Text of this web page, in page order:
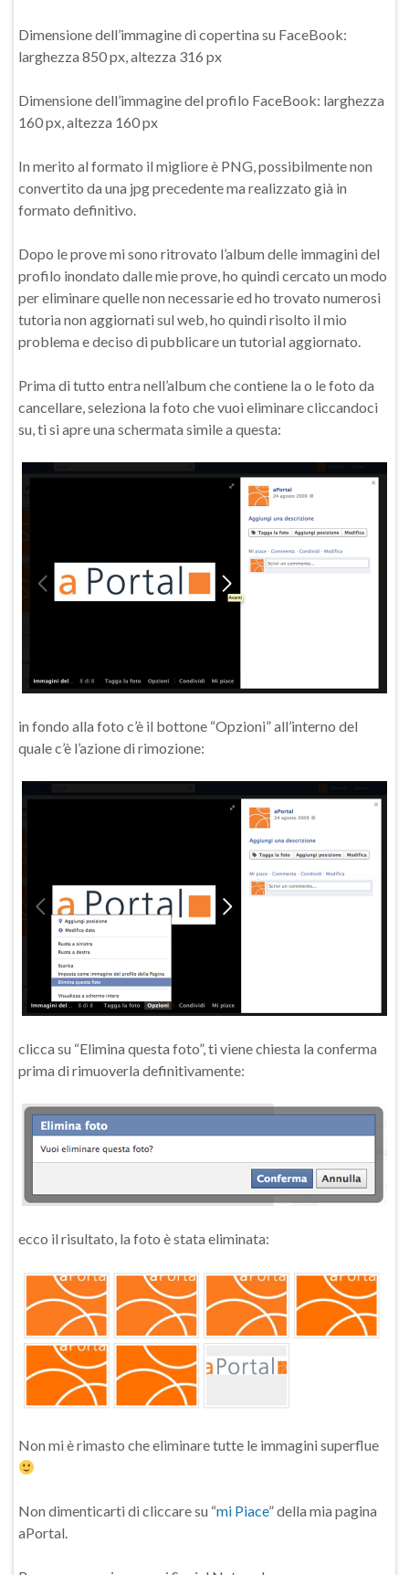
Dimensione dell’immagine di copertina su FaceBook:
larghezza 850 px, altezza 316 px
Dimensione dell’immagine del profilo FaceBook: larghezza
160 px, altezza 160 px
In merito al formato il migliore è PNG, possibilmente non
convertito da una jpg precedente ma realizzato già in
formato definitivo.
Dopo le prove mi sono ritrovato l’album delle immagini del
profilo inondato dalle mie prove, ho quindi cercato un modo
per eliminare quelle non necessarie ed ho trovato numerosi
tutoria non aggiornati sul web, ho quindi risolto il mio
problema e deciso di pubblicare un tutorial aggiornato.
Prima di tutto entra nell’album che contiene la o le foto da
cancellare, seleziona la foto che vuoi eliminare cliccandoci
su, ti si apre una schermata simile a questa:
in fondo alla foto c’è il bottone “Opzioni” all’interno del
quale c’è l’azione di rimozione:
clicca su “Elimina questa foto”, ti viene chiesta la conferma
prima di rimuoverla definitivamente:
ecco il risultato, la foto è stata eliminata:
Non mi è rimasto che eliminare tutte le immagini superflue
Non dimenticarti di cliccare su “mi Piace” della mia pagina
aPortal.